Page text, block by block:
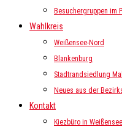
Besuchergruppen im
Wahlkreis
Weißensee-Nord
Blankenburg
Stadtrandsiedlung
Neues aus der
Kontakt
Kiezbüro in Weißensee